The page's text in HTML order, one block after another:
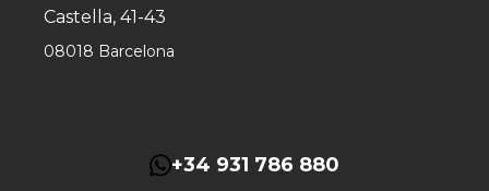
Castella, 41-43
08018 Barcelona
+34 931 786 880